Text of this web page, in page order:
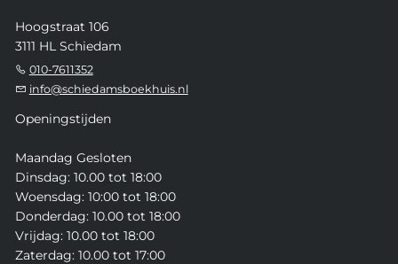
Hoogstraat 106
3111 HL Schiedam
010-7611352
info@schiedamsboekhuis.nl
Openingstijden
Maandag Gesloten
Dinsdag: 10.00 tot 18:00
Woensdag: 10:00 tot 18:00
Donderdag: 10.00 tot 18:00
Vrijdag: 10.00 tot 18:00
Zaterdag: 10.00 tot 17:00